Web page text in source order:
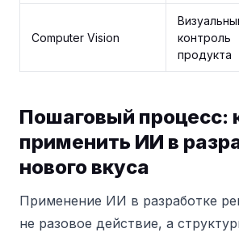
Computer Vision
контроль
продукта
Пошаговый процесс:
применить ИИ в
нового вкуса
Применение ИИ в разработке
не разовое действие, а